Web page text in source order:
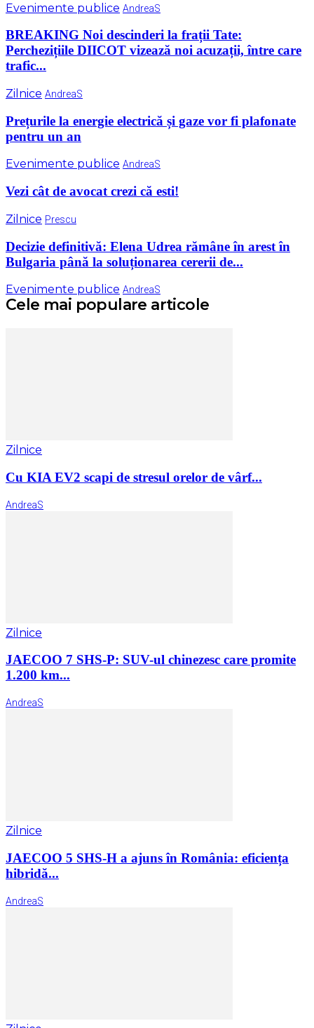
Evenimente publice AndreaS
BREAKING Noi descinderi la frații Tate:
Perchezițiile DIICOT vizează noi acuzații, între care
trafic...
Zilnice AndreaS
Prețurile la energie electrică și gaze vor fi plafonate
pentru un an
Evenimente publice AndreaS
Vezi cât de avocat crezi că esti!
Zilnice Prescu
Decizie definitivă: Elena Udrea rămâne în arest în
Bulgaria până la soluționarea cererii de...
Evenimente publice AndreaS
Cele mai populare articole
Zilnice
Cu KIA EV2 scapi de stresul orelor de vârf...
AndreaS
Zilnice
JAECOO 7 SHS-P: SUV-ul chinezesc care promite
1.200 km...
AndreaS
Zilnice
JAECOO 5 SHS-H a ajuns în România: eficiența
hibridă...
AndreaS